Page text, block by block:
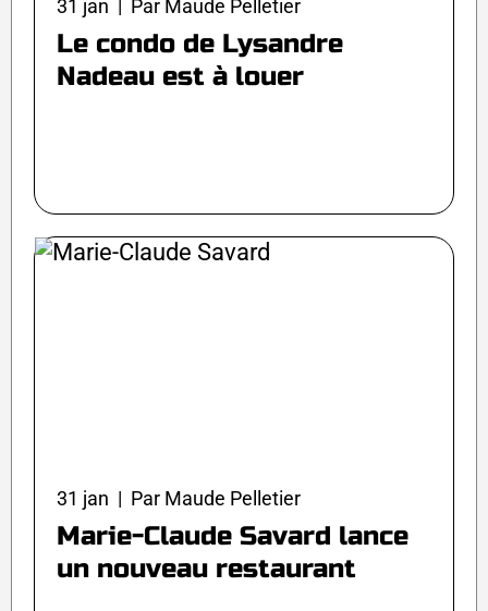
31 jan | Par Maude Pelletier
Le condo de Lysandre
Nadeau est à louer
31 jan | Par Maude Pelletier
Marie-Claude Savard lance
un nouveau restaurant